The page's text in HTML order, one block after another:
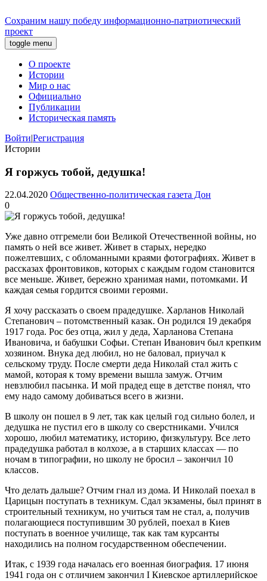
Сохраним нашу победу информационно-патриотический
проект
toggle menu
О проекте
Истории
Мир о нас
Официально
Публикации
Историческая память
Войти|Регистрация
Истории
Я горжусь тобой, дедушка!
22.04.2020 Общественно-политическая газета Дон
0
Уже давно отгремели бои Великой Отечественной войны, но
память о ней все живет. Живет в старых, нередко
пожелтевших, с обломанными краями фотографиях. Живет в
рассказах фронтовиков, которых с каждым годом становится
все меньше. Живет, бережно хранимая нами, потомками. И
каждая семья гордится своими героями.
Я хочу рассказать о своем прадедушке. Харланов Николай
Степанович – потомственный казак. Он родился 19 декабря
1917 года. Рос без отца, жил у деда, Харланова Степана
Ивановича, и бабушки Софьи. Степан Иванович был крепким
хозяином. Внука дед любил, но не баловал, приучал к
сельскому труду. После смерти деда Николай стал жить с
мамой, которая к тому времени вышла замуж. Отчим
невзлюбил пасынка. И мой прадед еще в детстве понял, что
ему надо самому добиваться всего в жизни.
В школу он пошел в 9 лет, так как целый год сильно болел, и
дедушка не пустил его в школу со сверстниками. Учился
хорошо, любил математику, историю, физкультуру. Все лето
прадедушка работал в колхозе, а в старших классах — по
ночам в типографии, но школу не бросил – закончил 10
классов.
Что делать дальше? Отчим гнал из дома. И Николай поехал в
Царицын поступать в техникум. Сдал экзамены, был принят в
строительный техникум, но учиться там не стал, а, получив
полагающиеся поступившим 30 рублей, поехал в Киев
поступать в военное училище, так как там курсанты
находились на полном государственном обеспечении.
Итак, с 1939 года началась его военная биография. 17 июня
1941 года он с отличием закончил I Киевское артиллерийское